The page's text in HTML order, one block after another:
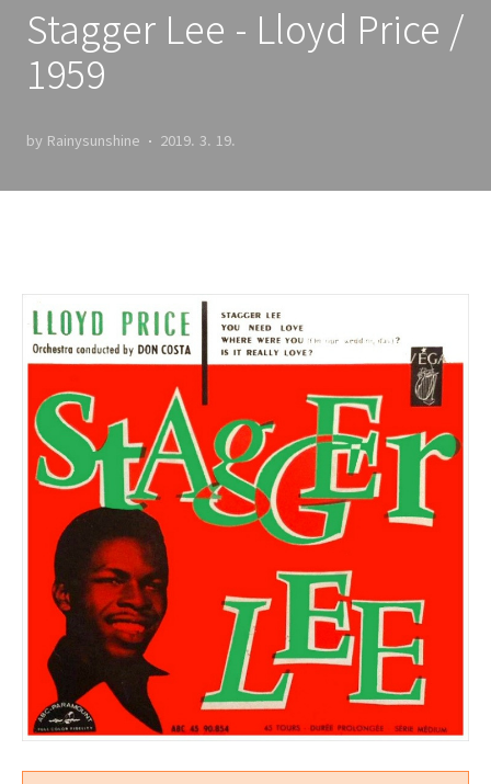
Stagger Lee - Lloyd Price /
1959
by Rainysunshine 2019. 3. 19.